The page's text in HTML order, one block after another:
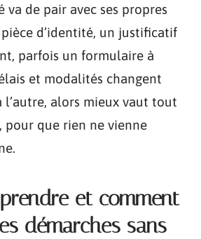
va de pair avec ses propres
d’identité, un justificatif
parfois un formulaire à
et modalités changent
l’autre, alors mieux vaut tout
pour que rien ne vienne
et comment
démarches sans